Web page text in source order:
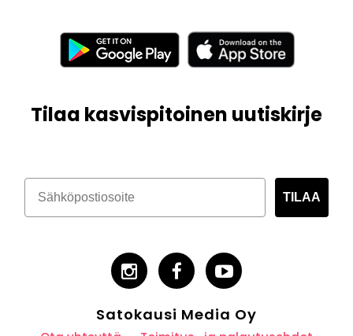
Tilaa kasvispitoinen uutiskirje
TILAA
Satokausi Media Oy